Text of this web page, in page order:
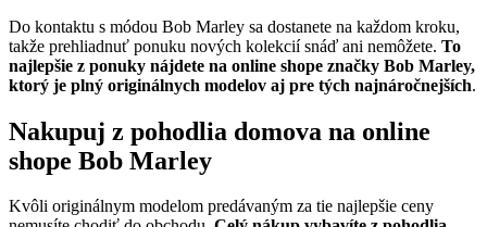
Do kontaktu s módou Bob Marley sa dostanete na každom kroku,
takže prehliadnuť ponuku nových kolekcií snáď ani nemôžete. To
najlepšie z ponuky nájdete na online shope značky Bob Marley,
ktorý je plný originálnych modelov aj pre tých najnáročnejších.
Nakupuj z pohodlia domova na online
shope Bob Marley
Kvôli originálnym modelom predávaným za tie najlepšie ceny